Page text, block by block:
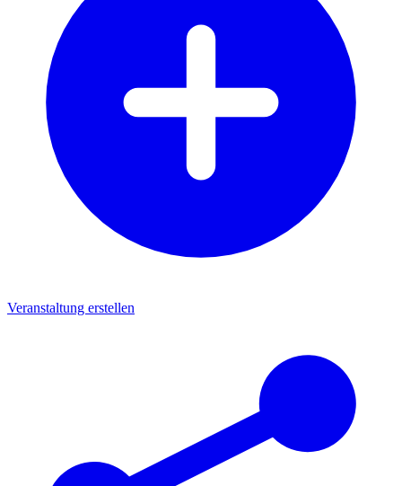
Veranstaltung erstellen